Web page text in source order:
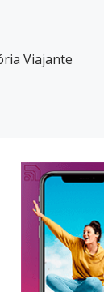
Viajante